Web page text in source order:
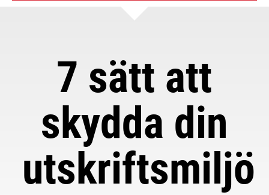
7 sätt att
skydda din
utskriftsmiljö